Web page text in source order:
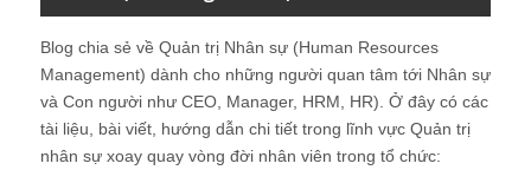
Blog chia sẻ về Quản trị Nhân sự (Human Resources
Management) dành cho những người quan tâm tới Nhân sự
và Con người như CEO, Manager, HRM, HR). Ở đây có các
tài liệu, bài viết, hướng dẫn chi tiết trong lĩnh vực Quản trị
nhân sự xoay quay vòng đời nhân viên trong tổ chức: